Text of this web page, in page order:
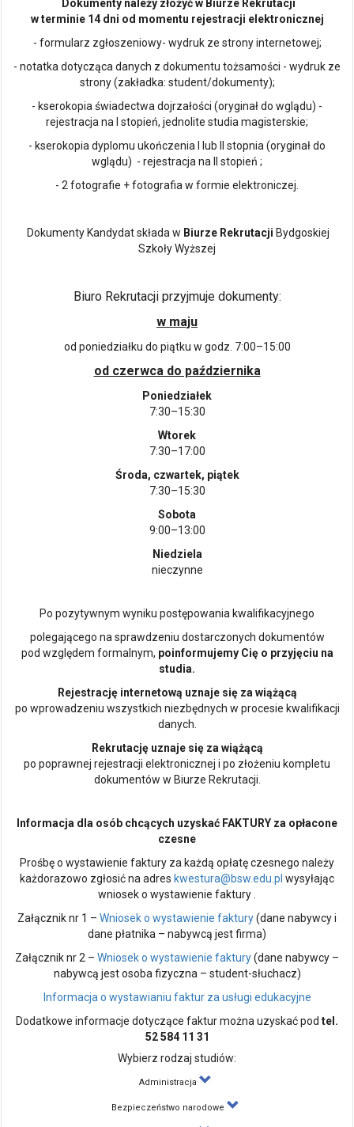
Dokumenty należy złożyć w Biurze Rekrutacji
w terminie 14 dni od momentu rejestracji elektronicznej
- formularz zgłoszeniowy- wydruk ze strony internetowej;
- notatka dotycząca danych z dokumentu tożsamości - wydruk ze
strony (zakładka: student/dokumenty);
- kserokopia świadectwa dojrzałości (oryginał do wglądu) -
rejestracja na I stopień, jednolite studia magisterskie;
- kserokopia dyplomu ukończenia I lub II stopnia (oryginał do
wglądu) - rejestracja na II stopień ;
- 2 fotografie + fotografia w formie elektroniczej.
Dokumenty Kandydat składa w Biurze Rekrutacji Bydgoskiej
Szkoły Wyższej
Biuro Rekrutacji przyjmuje dokumenty:
w maju
od poniedziałku do piątku w godz. 7:00–15:00
od czerwca do października
Poniedziałek
7:30–15:30
Wtorek
7:30–17:00
Środa, czwartek, piątek
7:30–15:30
Sobota
9:00–13:00
Niedziela
nieczynne
Po pozytywnym wyniku postępowania kwalifikacyjnego
polegającego na sprawdzeniu dostarczonych dokumentów
pod względem formalnym, poinformujemy Cię o przyjęciu na
studia.
Rejestrację internetową uznaje się za wiążącą
po wprowadzeniu wszystkich niezbędnych w procesie kwalifikacji
danych.
Rekrutację uznaje się za wiążącą
po poprawnej rejestracji elektronicznej i po złożeniu kompletu
dokumentów w Biurze Rekrutacji.
Informacja dla osób chcących uzyskać FAKTURY za opłacone
czesne
Prośbę o wystawienie faktury za każdą opłatę czesnego należy
każdorazowo zgłosić na adres kwestura@bsw.edu.pl wysyłając
wniosek o wystawienie faktury .
Załącznik nr 1 – Wniosek o wystawienie faktury(dane nabywcy i
dane płatnika – nabywcą jest firma)
Załącznik nr 2 – Wniosek o wystawienie faktury(dane nabywcy –
nabywcą jest osoba fizyczna – student-słuchacz)
Informacja o wystawianiu faktur za usługi edukacyjne
Dodatkowe informacje dotyczące faktur można uzyskać pod tel.
52 584 11 31
Wybierz rodzaj studiów:
Administracja
Bezpieczeństwo narodowe